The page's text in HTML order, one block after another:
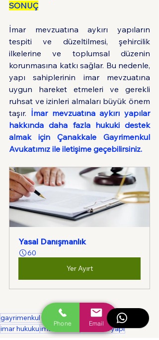
SONUÇ
İmar mevzuatına aykırı yapıların
tespiti ve düzeltilmesi, şehircilik
ilkelerine ve toplumsal düzenin
korunmasına katkı sağlar. Bu nedenle,
yapı sahiplerinin imar mevzuatına
uygun hareket etmeleri ve gerekli
ruhsat ve izinleri almaları büyük önem
taşır. İmar mevzuatına aykırı yapılar
hakkında daha fazla hukuki destek
almak için Çanakkale Gayrimenkul
Avukatımız ile iletişime geçebilirsiniz.
Yasal Danışmanlık
60
Yer Ayırt
gayrimenkul hukukugayrimenkul avukatı
imar hukukuimar kanunu
ruhsatsız yapı
Phone Email